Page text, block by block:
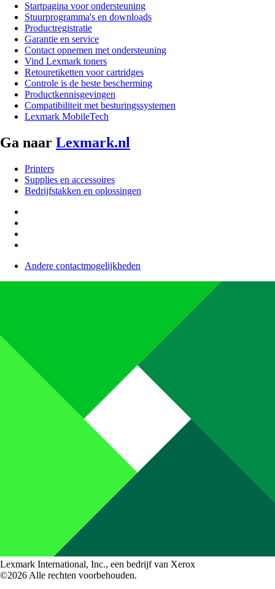
Startpagina voor ondersteuning
Stuurprogramma's en downloads
Productregistratie
Garantie en service
Contact opnemen met ondersteuning
Vind Lexmark toners
Retouretiketten voor cartridges
Controle is de beste bescherming
Productkennisgevingen
Compatibiliteit met besturingssystemen
Lexmark MobileTech
Ga naar Lexmark.nl
Printers
Supplies en accessoires
Bedrijfstakken en oplossingen
Andere contactmogelijkheden
Lexmark International, Inc., een bedrijf van Xerox
©2026 Alle rechten voorbehouden.